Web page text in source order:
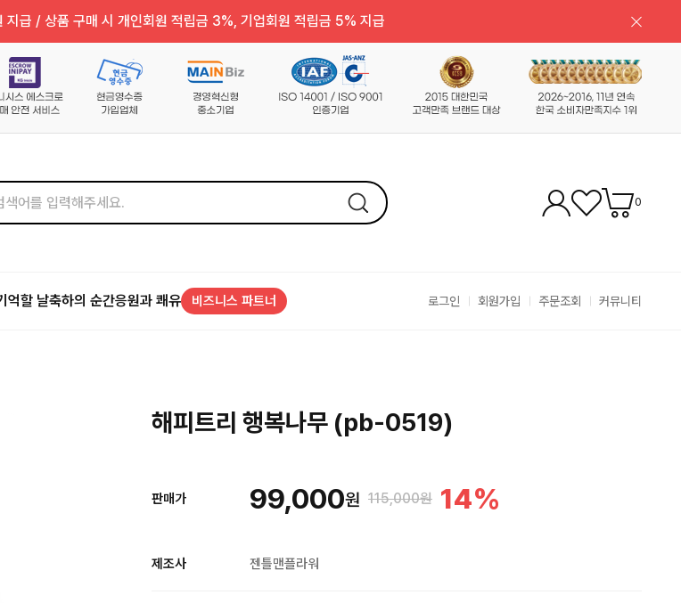
급 / 상품 구매 시 개인회원 적립금 3%, 기업회원 적립금 5% 지급
0
억할 날축하의 순간응원과 쾌유 비즈니스 파트너 로그인 회원가입 주문조회 커뮤니티
해피트리 행복나무 (pb-0519)
판매가 99,000원 115,000원 14%
제조사 젠틀맨플라워